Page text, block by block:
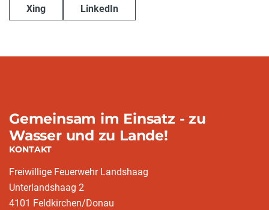
Xing LinkedIn
Gemeinsam im Einsatz - zu
Wasser und zu Lande!
KONTAKT
Freiwillige Feuerwehr Landshaag
Unterlandshaag 2
4101 Feldkirchen/Donau